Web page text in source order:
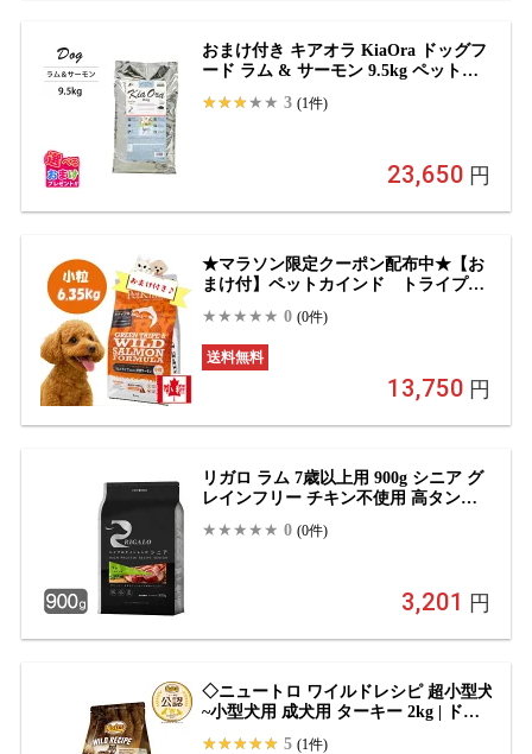
おまけ付き キアオラ KiaOra ドッグフ
ード ラム & サーモン 9.5kg ペットフ
子犬 成犬 妊娠 授乳 パピー シニア 総
23,650 円
3 (1件)
★マラソン限定クーポン配布中★【お
まけ付】ペットカインド トライプド
ーモン 小粒 6.35kg ドッグフード 高
タンパク 無添加 オメガ3 小型犬 アレ
ルギー対応 正規品
送料無料
13,750 円
0 (0件)
リガロ ラム 7歳以上用 900g シニア グ
レインフリー チキン不使用 高タンパ
フード 正規品
3,201 円
0 (0件)
◇ニュートロ ワイルドレシピ 超小型犬
~小型犬用 成犬用 ターキー 2kg | ドッ
5 (1件)